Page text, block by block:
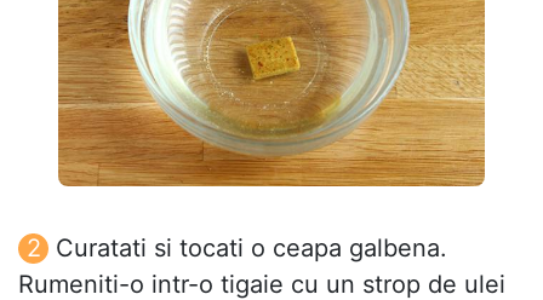
Curatati si tocati o ceapa galbena.
Rumeniti-o intr-o tigaie cu un strop de ulei